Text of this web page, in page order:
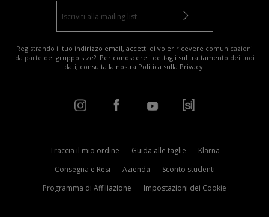
Registrando il tuo indirizzo email, accetti di voler ricevere comunicazioni
da parte del gruppo size?. Per conoscere i dettagli sul trattamento dei tuoi
dati, consulta la nostra Politica sulla Privacy.
Traccia il mio ordine Guida alle taglie
Klarna
Consegna e Resi
Azienda
Sconto studenti
Programma di Affiliazione
Impostazioni dei Cookie